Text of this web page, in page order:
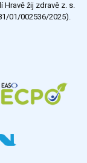
ankety
žij zdravě z. s.
01/002536/2025).